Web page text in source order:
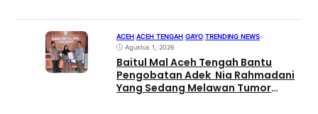
ACEH ACEH TENGAH GAYO TRENDING NEWS•
Agustus 1, 2026
Baitul Mal Aceh Tengah Bantu
Pengobatan Adek Nia Rahmadani
Yang Sedang Melawan Tumor